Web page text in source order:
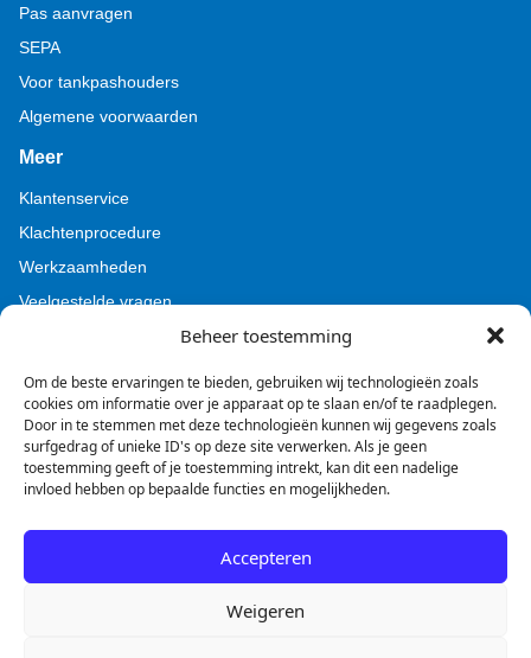
Beheer toestemming
Om de beste ervaringen te bieden, gebruiken wij technologieën zoals
cookies om informatie over je apparaat op te slaan en/of te raadplegen.
Door in te stemmen met deze technologieën kunnen wij gegevens zoals
surfgedrag of unieke ID's op deze site verwerken. Als je geen
toestemming geeft of je toestemming intrekt, kan dit een nadelige
invloed hebben op bepaalde functies en mogelijkheden.
Accepteren
Weigeren
Pas aanvragen
SEPA
Voor tankpashouders
Algemene voorwaarden
Meer
Klantenservice
Klachtenprocedure
Werkzaamheden
Veelgestelde vragen
Privacyverklaring